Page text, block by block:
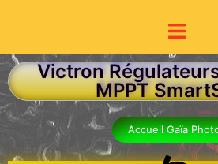
Victron
MPPT
Accueil Gaïa